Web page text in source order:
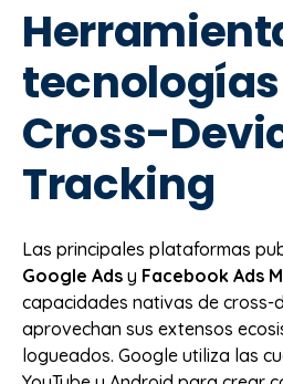
Cross-
Tracking
Las principales plataformas
Google Ads y Facebook Ads
capacidades nativas de cross-
aprovechan sus extensos
logueados. Google utiliza las